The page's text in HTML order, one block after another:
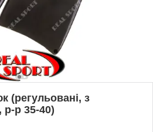
(регульовані, з
р-р 35-40)